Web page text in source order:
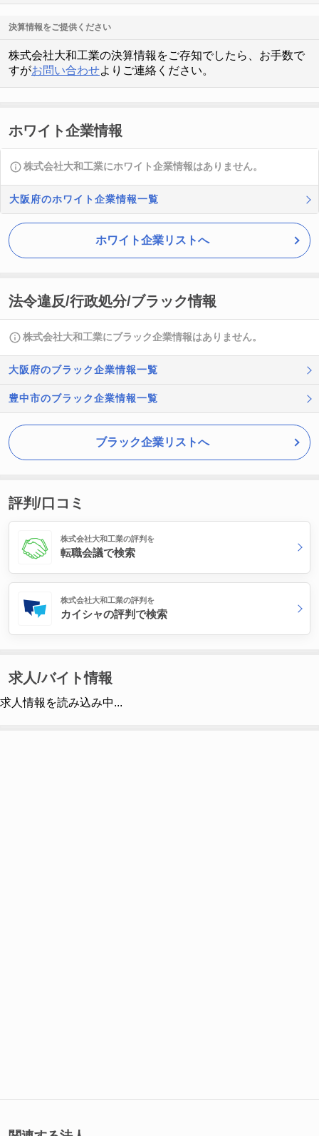
決算情報をご提供ください
株式会社大和工業の決算情報をご存知でしたら、お手数で
すがお問い合わせよりご連絡ください。
ホワイト企業情報
株式会社大和工業にホワイト企業情報はありません。
大阪府のホワイト企業情報一覧
ホワイト企業リストへ
法令違反/行政処分/ブラック情報
株式会社大和工業にブラック企業情報はありません。
大阪府のブラック企業情報一覧
豊中市のブラック企業情報一覧
ブラック企業リストへ
評判/口コミ
株式会社大和工業の評判を
転職会議で検索
株式会社大和工業の評判を
カイシャの評判で検索
求人/バイト情報
求人情報を読み込み中...